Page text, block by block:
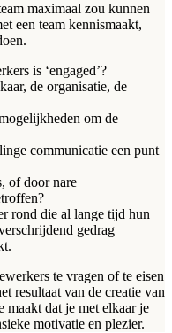
maximaal zou kunnen
een team kennismaakt,
is ‘engaged’?
de organisatie, de
om de
communicatie een punt
of door nare
rond die al lange tijd hun
gedrag
te vragen of te eisen
resultaat van de creatie van
maakt dat je met elkaar je
motivatie en plezier.